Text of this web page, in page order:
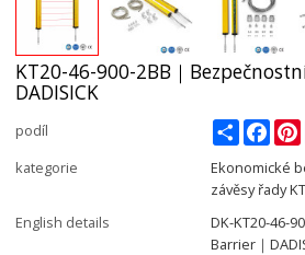
KT20-46-900-2BB｜
DADISICK
podíl Share
kategorie
Ekonomické
závěsy řady KT
English details
DK-KT20-46-
Barrier｜